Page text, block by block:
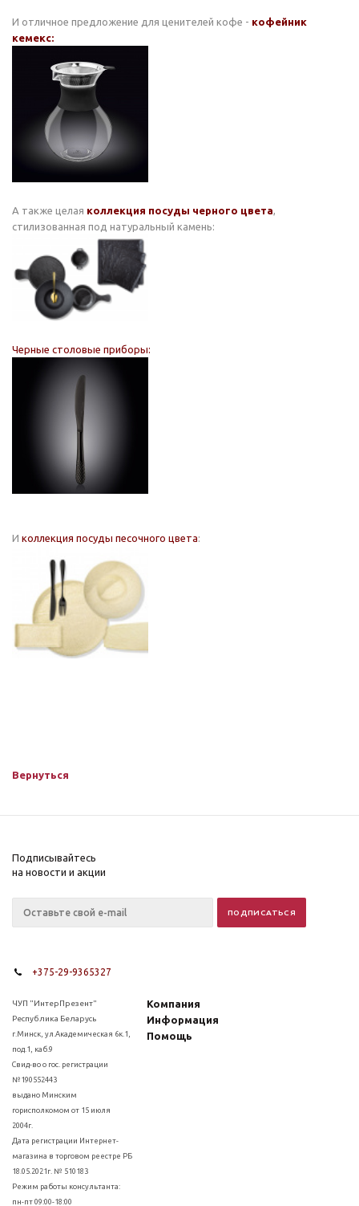
И отличное предложение для ценителей кофе - кофейник
кемекс:
А также целая коллекция посуды черного цвета,
стилизованная под натуральный камень:
Черные столовые приборы:
И коллекция посуды песочного цвета:
Вернуться
Подписывайтесь
на новости и акции
+375-29-9365327
ЧУП "ИнтерПрезент"
Республика Беларусь
г.Минск, ул.Академическая 6к.1,
под.1, каб.9
Свид-во о гос. регистрации
№190552443
выдано Минским
горисполкомом от 15 июля
2004г.
Дата регистрации Интернет-
магазина в торговом реестре РБ
18.05.2021г. № 510183
Режим работы консультанта:
пн-пт 09:00-18:00
Компания
Информация
Помощь